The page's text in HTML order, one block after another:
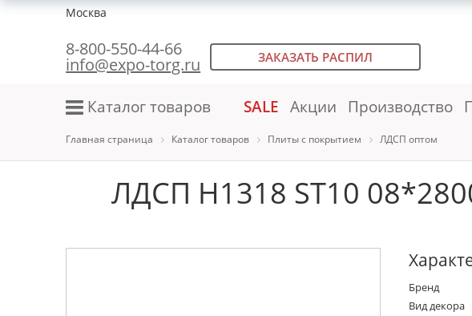
Москва
8-800-550-44-66
info@expo-torg.ru ЗАКАЗАТЬ РАСПИЛ
Каталог товаров SALE Акции Производство
Главная страница Каталог товаров Плиты с покрытием ЛДСП оптом
ЛДСП H1318 ST10
Бренд
Вид декора